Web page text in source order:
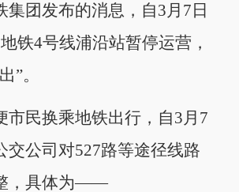
团发布的消息，自3月7日
铁4号线浦沿站暂停运营，
”。
民换乘地铁出行，自3月7
交公司对527路等途径线路
，具体为——